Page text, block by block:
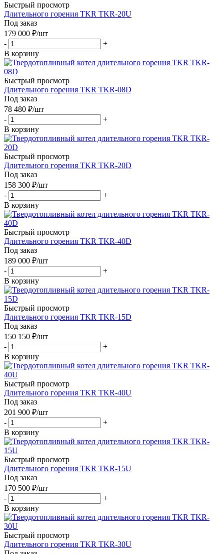
Быстрый просмотр
Длительного горения TKR TKR-20U
Под заказ
179 000 ₽/шт
-
+
В корзину
Быстрый просмотр
Длительного горения TKR TKR-08D
Под заказ
78 480 ₽/шт
-
+
В корзину
Быстрый просмотр
Длительного горения TKR TKR-20D
Под заказ
158 300 ₽/шт
-
+
В корзину
Быстрый просмотр
Длительного горения TKR TKR-40D
Под заказ
189 000 ₽/шт
-
+
В корзину
Быстрый просмотр
Длительного горения TKR TKR-15D
Под заказ
150 150 ₽/шт
-
+
В корзину
Быстрый просмотр
Длительного горения TKR TKR-40U
Под заказ
201 900 ₽/шт
-
+
В корзину
Быстрый просмотр
Длительного горения TKR TKR-15U
Под заказ
170 500 ₽/шт
-
+
В корзину
Быстрый просмотр
Длительного горения TKR TKR-30U